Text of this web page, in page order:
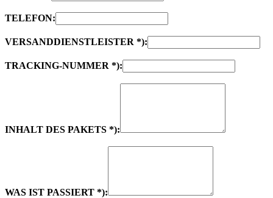
TELEFON:
VERSANDDIENSTLEISTER *):
TRACKING-NUMMER *):
INHALT DES PAKETS *):
WAS IST PASSIERT *):